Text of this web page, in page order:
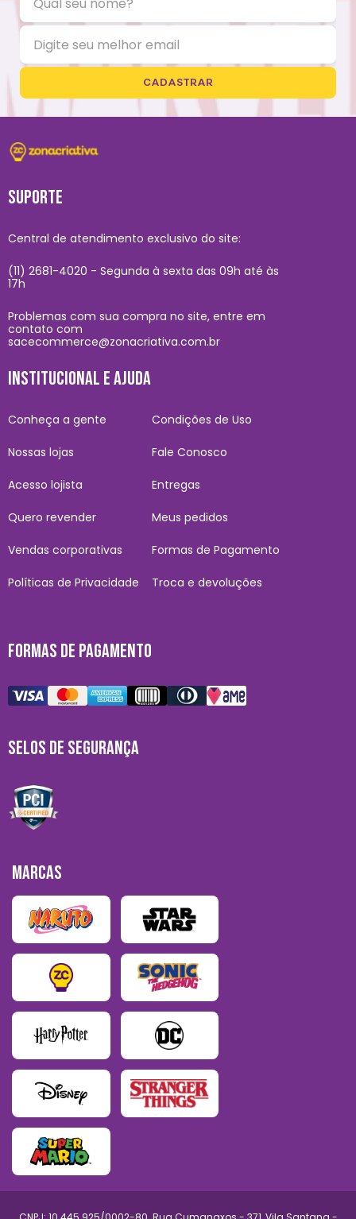
CADASTRAR
SUPORTE
Central de atendimento exclusivo do site:
(11) 2681-4020 - Segunda à sexta das 09h até às
17h
Problemas com sua compra no site, entre em
contato com
sacecommerce@zonacriativa.com.br
INSTITUCIONAL E AJUDA
Conheça a gente
Nossas lojas
Acesso lojista
Quero revender
Vendas corporativas
Políticas de Privacidade
Condições de Uso
Fale Conosco
Entregas
Meus pedidos
Formas de Pagamento
Troca e devoluções
FORMAS DE PAGAMENTO
SELOS DE SEGURANÇA
MARCAS